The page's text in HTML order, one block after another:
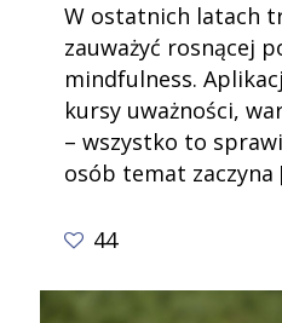
W ostatnich latach
zauważyć rosnącej
mindfulness.
kursy uważności,
– wszystko to
osób temat zaczyna
44